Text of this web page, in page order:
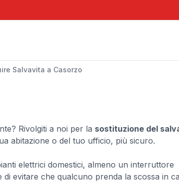
Salvavita a Casorzo
Rivolgiti a noi per la sostituzione del
abitazione o del tuo ufficio, più sicuro.
elettrici domestici, almeno un interruttore
evitare che qualcuno prenda la scossa in